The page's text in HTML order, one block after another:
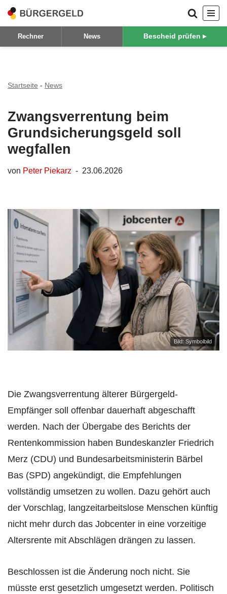
Zum
Inhalt
Rechner News Bescheid prüfen ▸
Startseite - News
Zwangsverrentung beim
Grundsicherungsgeld soll
wegfallen
von Peter Piekarz 23.06.2026
Bild: Symbolbild
Die Zwangsverrentung älterer Bürgergeld-
Empfänger soll offenbar dauerhaft abgeschafft
werden. Nach der Übergabe des Berichts der
Rentenkommission haben Bundeskanzler Friedrich
Merz (CDU) und Bundesarbeitsministerin Bärbel
Bas (SPD) angekündigt, die Empfehlungen
vollständig umsetzen zu wollen. Dazu gehört auch
der Vorschlag, langzeitarbeitslose Menschen künftig
nicht mehr durch das Jobcenter in eine vorzeitige
Altersrente mit Abschlägen drängen zu lassen.
Beschlossen ist die Änderung noch nicht. Sie
müsste erst gesetzlich umgesetzt werden. Politisch